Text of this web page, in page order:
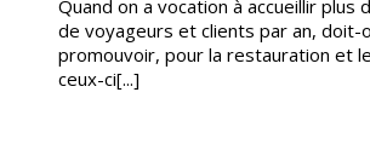
Quand on a vocation à accueillir plus
de voyageurs et clients par an, doit-
promouvoir, pour la restauration et
ceux-ci[...]